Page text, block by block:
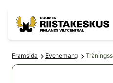
Framsida Evenemang